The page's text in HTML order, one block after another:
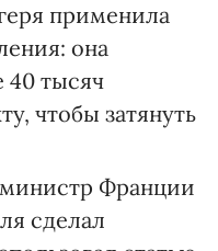
применила
она
40 тысяч
чтобы затянуть
Франции
сделал